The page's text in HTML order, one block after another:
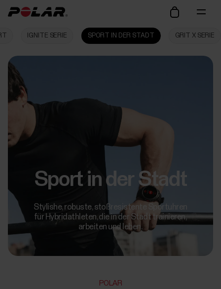
IGNITE SERIE SPORT IN DER STADT GRIT X SERIE
Sport in der Stadt
Stylishe, robuste, stoßresistente Sportuhren
für Hybridathleten, die in der Stadt trainieren,
arbeiten und leben.
POLAR